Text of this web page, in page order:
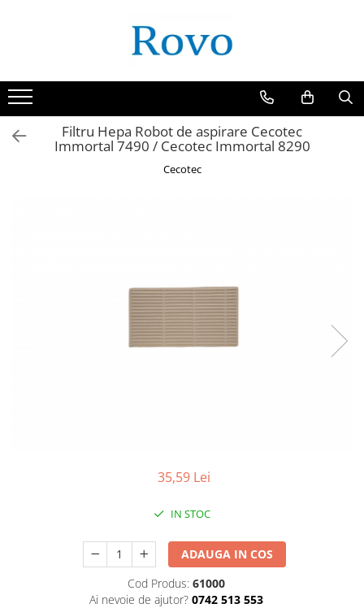
Corpuri de Iluminat
Intrerupatoare - Relee - Senzori
Prize - Prelungitoare - Sigurante
Electrocasnice
Filtru Hepa Robot de aspirare Cecotec
Immortal 7490 / Cecotec Immortal 8290
Cecotec
35,59 Lei
IN STOC
ADAUGA IN COS
Cod Produs: 61000
Ai nevoie de ajutor? 0742 513 553